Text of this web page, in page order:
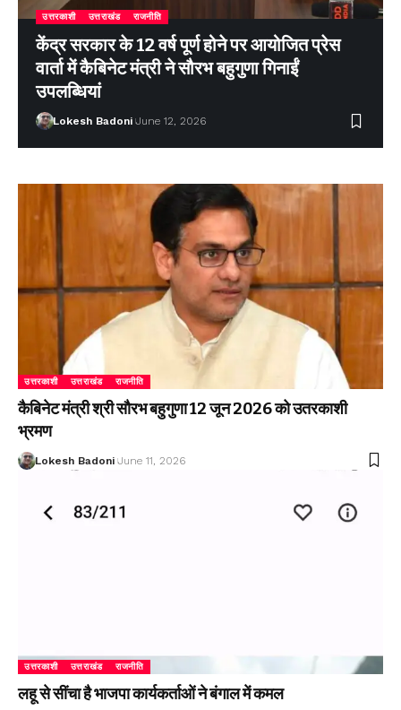
उत्तरकाशी उत्तराखंड राजनीति
केंद्र सरकार के 12 वर्ष पूर्ण होने पर आयोजित प्रेस
वार्ता में कैबिनेट मंत्री ने सौरभ बहुगुणा गिनाईं
उपलब्धियां
Lokesh Badoni June 12, 2026
उत्तरकाशी उत्तराखंड राजनीति
कैबिनेट मंत्री श्री सौरभ बहुगुणा 12 जून 2026 को उतरकाशी
भ्रमण
Lokesh Badoni June 11, 2026
उत्तरकाशी उत्तराखंड राजनीति
लहू से सींचा है भाजपा कार्यकर्ताओं ने बंगाल में कमल